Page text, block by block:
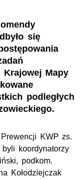
się
Krajowej Mapy
podległych
KWP zs.
koordynatorzy
podkom.
Kołodziejczak